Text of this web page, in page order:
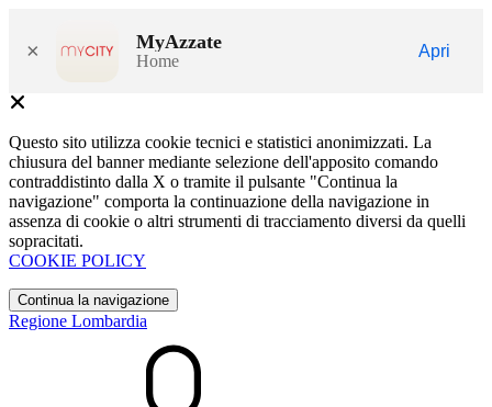
× MyAzzate
Home
Apri
Questo sito utilizza cookie tecnici e statistici anonimizzati. La
chiusura del banner mediante selezione dell'apposito comando
contraddistinto dalla X o tramite il pulsante "Continua la
navigazione" comporta la continuazione della navigazione in
assenza di cookie o altri strumenti di tracciamento diversi da quelli
sopracitati.
COOKIE POLICY
Continua la navigazione
Regione Lombardia